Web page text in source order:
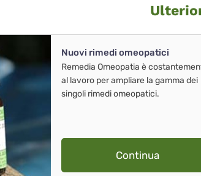
Nuovi rimedi omeopatici
Remedia Omeopatia è
al lavoro per ampliare la gamma dei
singoli rimedi omeopatici.
Continua